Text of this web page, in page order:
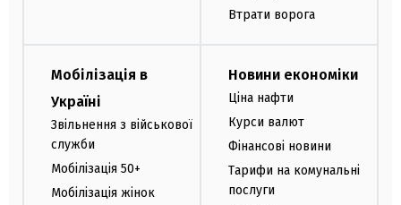
Втрати ворога
Мобілізація в
Україні
Звільнення з військової
служби
Мобілізація 50+
Мобілізація жінок
Новини економіки
Ціна нафти
Курси валют
Фінансові новини
Тарифи на комунальні
послуги